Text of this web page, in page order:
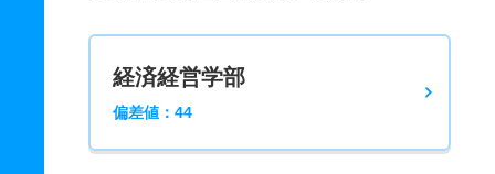
経済経営学部
偏差値：44